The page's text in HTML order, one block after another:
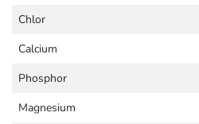
Chlor
Calcium
Phosphor
Magnesium